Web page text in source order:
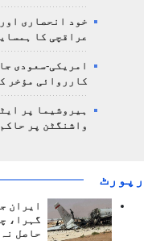
خود انحصاری
عراقچی کا
امریکی-سعودی
کارروائی مؤخر
ہیروشیما پر
واشنگٹن پر
رپورٹ
ایران
گہرا،
حاصل